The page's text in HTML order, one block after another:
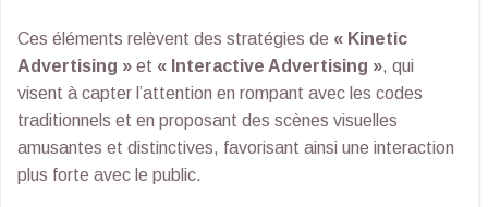
Ces éléments relèvent des stratégies de « Kinetic
Advertising » et « Interactive Advertising », qui
visent à capter l’attention en rompant avec les codes
traditionnels et en proposant des scènes visuelles
amusantes et distinctives, favorisant ainsi une interaction
plus forte avec le public.